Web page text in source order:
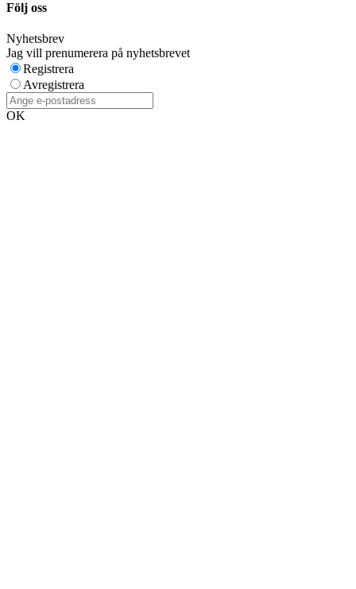
Följ oss
Nyhetsbrev
Jag vill prenumerera på nyhetsbrevet
Registrera
Avregistrera
OK